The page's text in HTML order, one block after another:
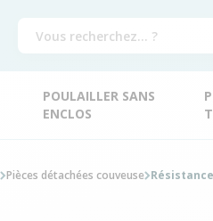
POULAILLER SANS
ENCLOS
Pièces détachées couveuse